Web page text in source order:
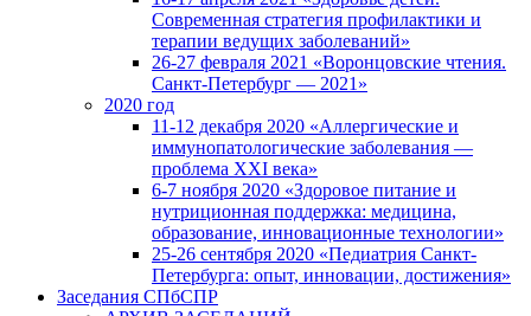
Современная стратегия профилактики и
терапии ведущих заболеваний»
26-27 февраля 2021 «Воронцовские чтения.
Санкт-Петербург — 2021»
2020 год
11-12 декабря 2020 «Аллергические и
иммунопатологические заболевания —
проблема XXI века»
6-7 ноября 2020 «Здоровое питание и
нутриционная поддержка: медицина,
образование, инновационные технологии»
25-26 сентября 2020 «Педиатрия Санкт-
Петербурга: опыт, инновации, достижения»
Заседания СПбСПР